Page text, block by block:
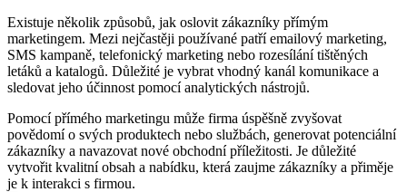
Existuje několik způsobů, jak oslovit zákazníky přímým
marketingem. Mezi nejčastěji používané patří emailový marketing,
SMS kampaně, telefonický marketing nebo rozesílání tištěných
letáků a katalogů. Důležité je vybrat vhodný kanál komunikace a
sledovat jeho účinnost pomocí analytických nástrojů.
Pomocí přímého marketingu může firma úspěšně zvyšovat
povědomí o svých produktech nebo službách, generovat potenciální
zákazníky a navazovat nové obchodní příležitosti. Je důležité
vytvořit kvalitní obsah a nabídku, která zaujme zákazníky a přiměje
je k interakci s firmou.